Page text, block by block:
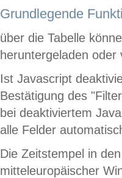
Grundlegende
über die Tabelle
heruntergeladen oder
Ist Javascript
Bestätigung des
bei deaktiviertem
alle Felder
Die Zeitstempel in
mitteleuropäischer